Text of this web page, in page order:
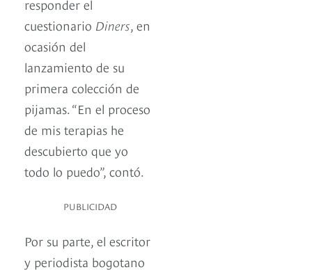
responder el
cuestionario Diners , en
ocasión del
lanzamiento de su
primera colección de
pijamas. “En el proceso
de mis terapias he
descubierto que yo
todo lo puedo”, contó.
PUBLICIDAD
Por su parte, el escritor
y periodista bogotano